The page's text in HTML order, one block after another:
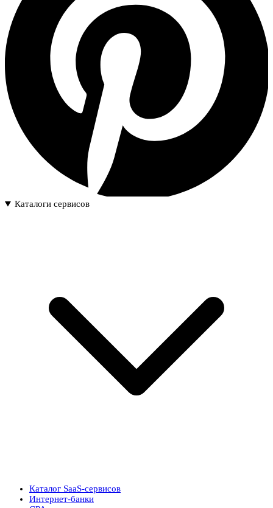
Каталоги сервисов
Каталог SaaS-сервисов
Интернет-банки